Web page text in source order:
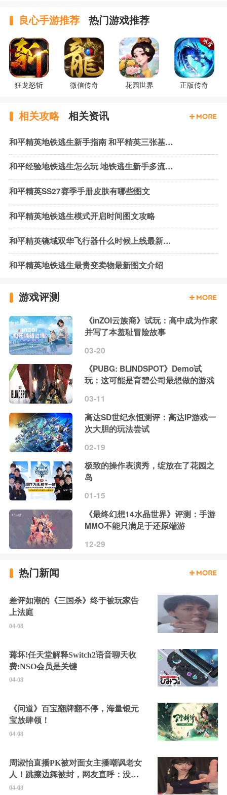
良心手游推荐 热门游戏推荐
狂龙怒斩 微信传奇 花园世界 正版传奇
相关攻略 相关资讯
和平精英地铁逃生新手指南 和平精英三张基础地图玩法简介
和平经验地铁逃生怎么玩 地铁逃生新手多流派装备组合推荐
和平精英SS27赛季手册皮肤有哪些图文
和平精英地铁逃生模式开启时间图文攻略
和平精英镜域双华飞行器什么时候上线最新查询
和平精英地铁逃生最贵变卖物最新图文介绍
游戏评测
《inZOI云族裔》试玩：高中成为作家
并写了本羞耻冒险故事
03-20
《PUBG: BLINDSPOT》Demo试
玩：这可能是育碧公司最想做的游戏
03-11
高达SD世纪永恒测评：高达IP游戏一
次大胆的玩法尝试
02-19
极致的操作表演秀，绽放在了花园之
岛
01-15
《最终幻想14水晶世界》评测：手游
MMO不能只满足于还原端游
12-29
热门新闻
差评如潮的《三国杀》终于被玩家告
上法庭
04-08
蔫坏!任天堂解释Switch2语音聊天收
费:NSO会员是关键
04-08
《问道》百宝翻牌翻不停，海量银元
宝放肆领！
04-08
周淑怡直播PK被对面女主播嘲讽老女
人！跳擦边舞被封，网友直呼：没边
硬擦封的好！
04-08